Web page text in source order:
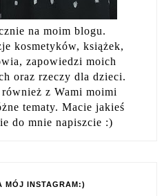
na moim blogu.
kosmetyków, książek,
zapowiedzi moich
oraz rzeczy dla dzieci.
z Wami moimi
tematy. Macie jakieś
do mnie napiszcie :)
MÓJ INSTAGRAM:)